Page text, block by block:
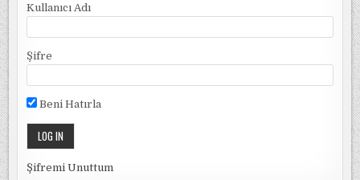
Kullanıcı Adı
Şifre
Beni Hatırla
Şifremi Unuttum